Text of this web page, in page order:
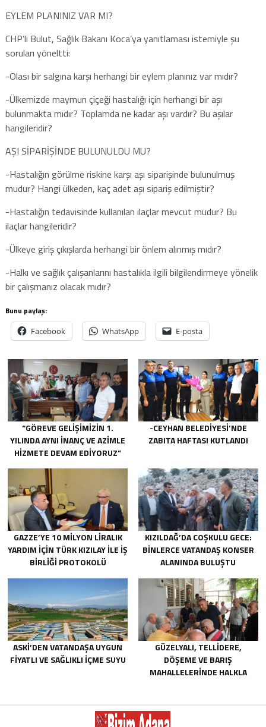
EYLEM PLANINIZ VAR MI?
CHP’li Bulut, Sağlık Bakanı Koca’ya yanıtlaması istemiyle şu
soruları yöneltti:
-Olası bir salgına karşı herhangi bir eylem planınız var mıdır?
-Ülkemizde maymun çiçeği hastalığı için herhangi bir aşı
bulunmakta mıdır? Toplamda ne kadar aşı vardır? Bu aşılar
hangileridir?
AŞI SİPARİŞİNDE BULUNULDU MU?
-Hastalığın görülme riskine karşı aşı siparişinde bulunulmuş
mudur? Hangi ülkeden, kaç adet aşı sipariş edilmiştir?
-Hastalığın tedavisinde kullanılan ilaçlar mevcut mudur? Bu
ilaçlar hangileridir?
-Ülkeye giriş çıkışlarda herhangi bir önlem alınmış mıdır?
-Halkı ve sağlık çalışanlarını hastalıkla ilgili bilgilendirmeye yönelik
bir çalışmanız olacak mıdır?
Bunu paylaş:
Facebook WhatsApp E-posta
“GÖREVE GELIŞIMIZIN 1.
YILINDA AYNI INANÇ VE AZIMLE
HIZMETE DEVAM EDIYORUZ”
-CEYHAN BELEDIYESI’NDE
ZABITA HAFTASI KUTLANDI
GAZZE’YE 10 MILYON LIRALIK
YARDIM IÇIN TÜRK KIZILAY ILE IŞ
BIRLIĞI PROTOKOLÜ
KIZILDAĞ’DA COŞKULU GECE:
BINLERCE VATANDAŞ KONSER
ALANINDA BULUŞTU
ASKİ’DEN VATANDAŞA UYGUN
FIYATLI VE SAĞLIKLI IÇME SUYU
GÜZELYALI, TELLIDERE,
DÖŞEME VE BARIŞ
MAHALLELERINDE HALKLA